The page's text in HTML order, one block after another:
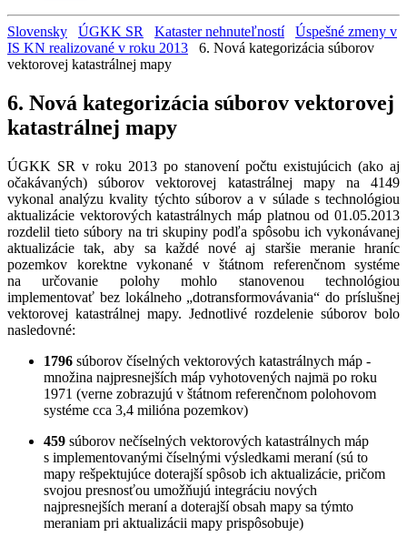
Slovensky ÚGKK SR Kataster nehnuteľností
Úspešné zmeny v
IS KN realizované v roku 2013
6. Nová kategorizácia súborov
vektorovej katastrálnej mapy
6. Nová kategorizácia súborov vektorovej
katastrálnej mapy
ÚGKK SR v roku 2013 po stanovení počtu existujúcich (ako aj
očakávaných) súborov vektorovej katastrálnej mapy na 4149
vykonal analýzu kvality týchto súborov a v súlade s technológiou
aktualizácie vektorových katastrálnych máp platnou od 01.05.2013
rozdelil tieto súbory na tri skupiny podľa spôsobu ich vykonávanej
aktualizácie tak, aby sa každé nové aj staršie meranie hraníc
pozemkov korektne vykonané v štátnom referenčnom systéme
na určovanie polohy mohlo stanovenou technológiou
implementovať bez lokálneho „dotransformovávania“ do príslušnej
vektorovej katastrálnej mapy. Jednotlivé rozdelenie súborov bolo
nasledovné:
1796 súborov číselných vektorových katastrálnych máp -
množina najpresnejších máp vyhotovených najmä po roku
1971 (verne zobrazujú v štátnom referenčnom polohovom
systéme cca 3,4 milióna pozemkov)
459 súborov nečíselných vektorových katastrálnych máp
s implementovanými číselnými výsledkami meraní (sú to
mapy rešpektujúce doterajší spôsob ich aktualizácie, pričom
svojou presnosťou umožňujú integráciu nových
najpresnejších meraní a doterajší obsah mapy sa týmto
meraniam pri aktualizácii mapy prispôsobuje)